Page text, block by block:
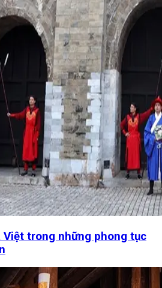
Việt trong những phong tục